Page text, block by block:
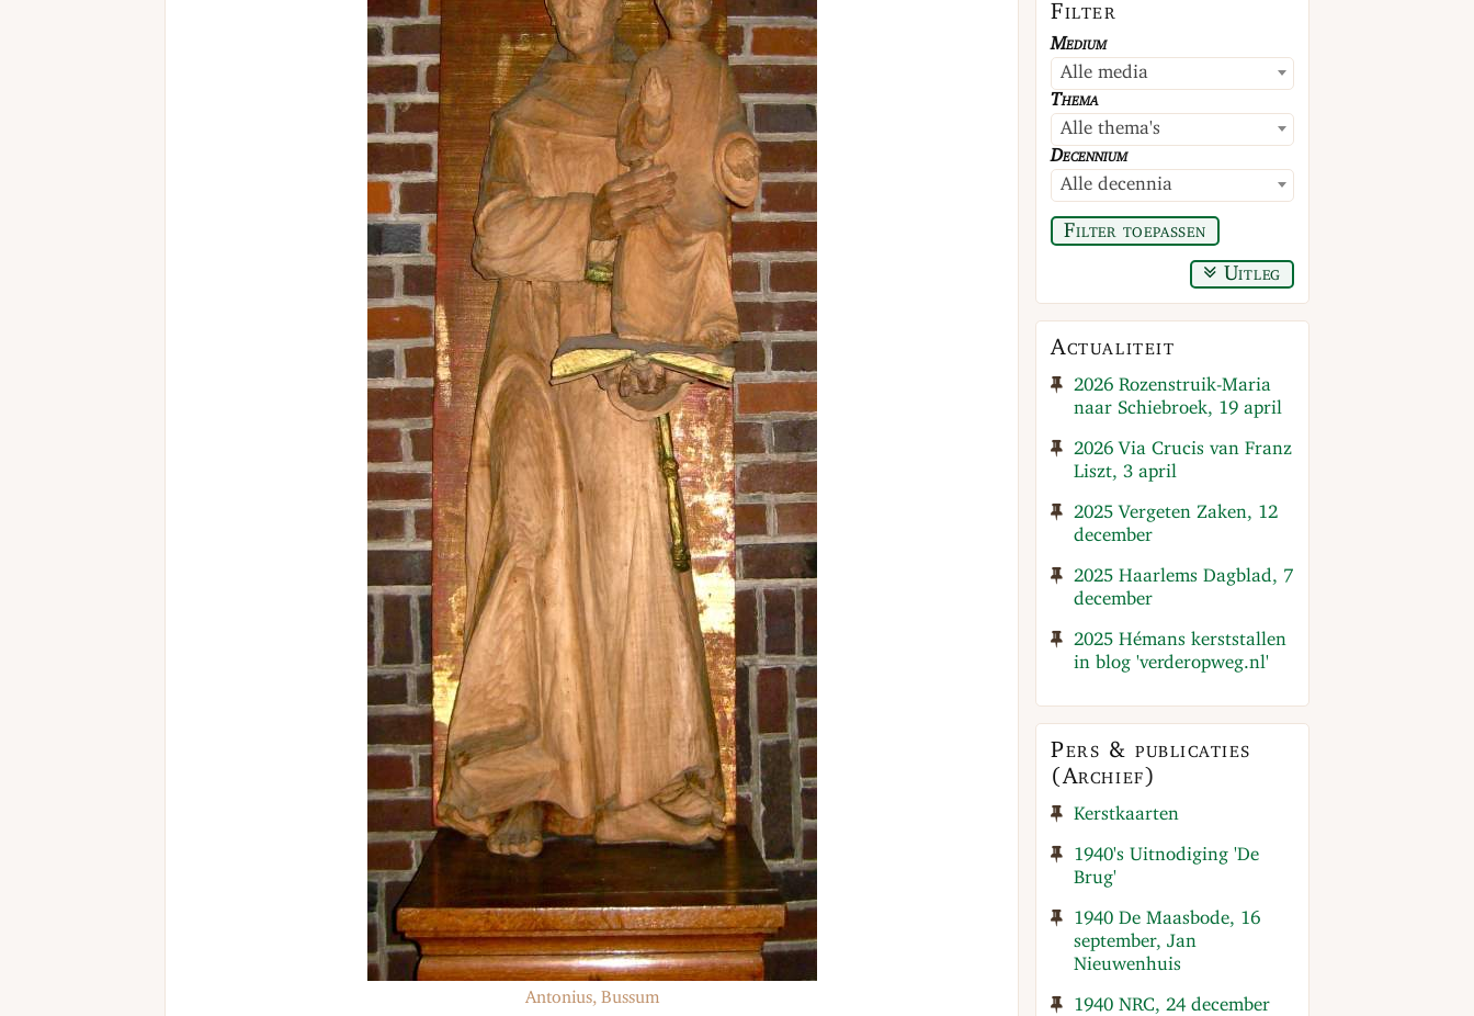
Antonius, Bussum
Filter
Medium
Alle media
Thema
Alle thema's
Decennium
Alle decennia
Filter toepassen
Uitleg
Actualiteit
2026 Rozenstruik-Maria
naar Schiebroek, 19 april
2026 Via Crucis van Franz
Liszt, 3 april
2025 Vergeten Zaken, 12
december
2025 Haarlems Dagblad, 7
december
2025 Hémans kerststallen
in blog 'verderopweg.nl'
Pers & publicaties
(Archief)
Kerstkaarten
1940's Uitnodiging 'De
Brug'
1940 De Maasbode, 16
september, Jan
Nieuwenhuis
1940 NRC, 24 december